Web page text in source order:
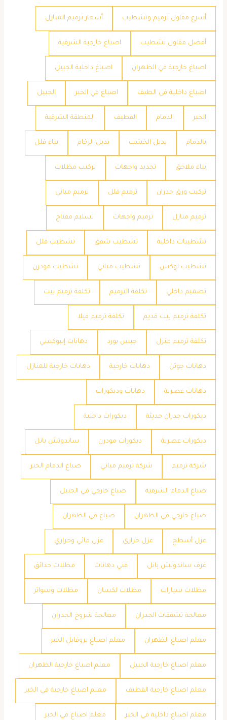
أسرع مقاول ترميم وتشطيب أسعار ترميم المنازل
أفضل مقاول تشطيب اصباغ خارجية الشرقية
اصباغ خارجية في الظهران اصباغ داخلية الجبيل
اصباغ داخلية في الطيف اصباغ في الخبر الجبيل
الخبر الدمام القطيف المنطقة الشرقية
بالدمام بديل الخشب بديل الرخام بناء فلل
بناء ملاحق تجديد واجهات تركيب مظلات
تركيب ورق جدران ترميم فلل ترميم مباني
ترميم منازل ترميم واجهات تسليم مفتاح
تشطيبات داخلية تشطيب شقق تشطيب فلل
تشطيب لوكس تشطيب مباني تشطيب مودرن
تصميم داخلي تكلفة الترميم تكلفة ترميم بيت
تكلفة ترميم بيت قديم تكلفة ترميم فيلا
تكلفة ترميم منزل جبس بورد دهانات إيبوكسي
دهانات جوتن دهانات خارجية دهانات خارجية للمنازل
دهانات عصرية دهانات وديكورات
ديكورات جدران حديثة ديكورات داخلية
ديكورات عصرية ديكورات مودرن ساندوتش بانل
شركة ترميم شركة ترميم مباني صباغ الدمام الخبر
صباغ الدمام الشرقية صباغ خارجي في الجبيل
صباغ خارجي في الظهران صباغ في الظهران
عزل أسطح عزل حراري عزل مائي وحراري
غرف ساندوتش بانل فني دهانات مظلات حدائق
مظلات سيارات مظلات لكسان مظلات وسواتر
معالجة تشققات الجدران معالجة شروخ الجدران
معلم اصباغ الظهران معلم اصباغ بروفايل الخبر
معلم اصباغ خارجية الجبيل معلم اصباغ خارجية الظهران
معلم اصباغ خارجية القطيف معلم اصباغ خارجية في الخبر
معلم اصباغ داخلية في الخبر معلم اصباغ في الخبر